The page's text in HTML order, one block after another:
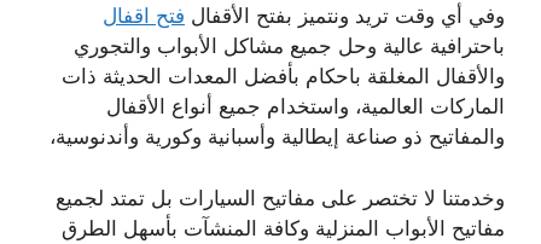
وفي أي وقت تريد ونتميز بفتح الأقفال فتح اقفال
باحترافية عالية وحل جميع مشاكل الأبواب والتجوري
والأقفال المغلقة باحكام بأفضل المعدات الحديثة ذات
الماركات العالمية، واستخدام جميع أنواع الأقفال
والمفاتيح ذو صناعة إيطالية وأسبانية وكورية وأندنوسية،
وخدمتنا لا تختصر على مفاتيح السيارات بل تمتد لجميع
مفاتيح الأبواب المنزلية وكافة المنشآت بأسهل الطرق